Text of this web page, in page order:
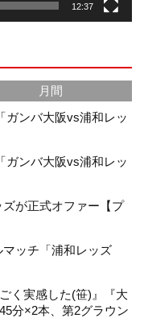
e
C
h
a
n
e
12:37
月間
ガンバ大阪vs浦和レッ
ガンバ大阪vs浦和レッ
が正式オファー【プ
マッチ「浦和レッズ
く実感した(笹)』『大
分×2本、第2グラウン